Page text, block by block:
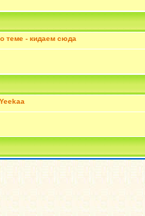
теме - кидаем сюда